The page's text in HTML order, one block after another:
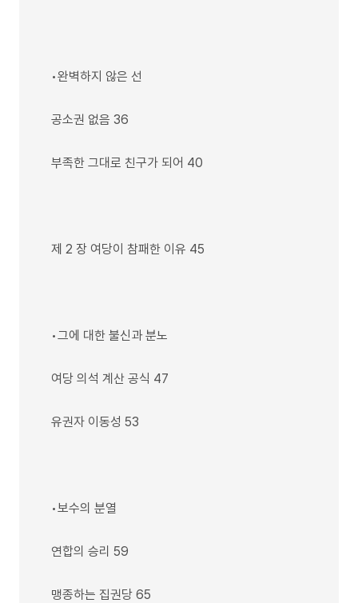
•완벽하지 않은 선
공소권 없음 36
부족한 그대로 친구가 되어 40
제 2 장 여당이 참패한 이유 45
•그에 대한 불신과 분노
여당 의석 계산 공식 47
유권자 이동성 53
•보수의 분열
연합의 승리 59
맹종하는 집권당 65